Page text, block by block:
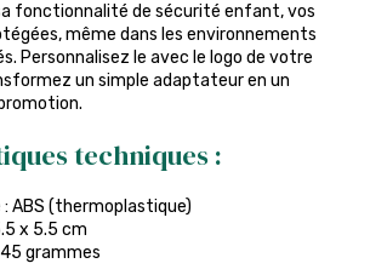
fonctionnalité de sécurité enfant, vos
même dans les environnements
Personnalisez le avec le logo de votre
un simple adaptateur en un
techniques :
: ABS (thermoplastique)
x 5.5 cm
45 grammes